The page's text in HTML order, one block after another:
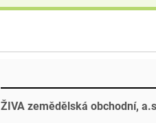
ŽIVA zemědělská obchodní,